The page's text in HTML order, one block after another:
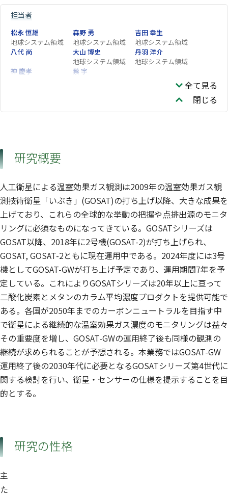
担当者
松永 恒雄
地球システム領域
森野 勇
地球システム領域
吉田 幸生
地球システム領域
八代 尚
大山 博史
地球システム領域
丹羽 洋介
地球システム領域
神 慶孝
蔡 宇
全て見る
閉じる
研究概要
人工衛星による温室効果ガス観測は2009年の温室効果ガス観
測技術衛星「いぶき」(GOSAT)の打ち上げ以降、大きな成果を
上げており、これらの全球的な挙動の把握や点排出源のモニタ
リングに必須なものになってきている。GOSATシリーズは
GOSAT以降、2018年に2号機(GOSAT-2)が打ち上げられ、
GOSAT, GOSAT-2ともに現在運用中である。2024年度には3号
機としてGOSAT-GWが打ち上げ予定であり、運用期間7年を予
定している。これによりGOSATシリーズは20年以上に亘って
二酸化炭素とメタンのカラム平均濃度プロダクトを提供可能で
ある。各国が2050年までのカーボンニュートラルを目指す中
で衛星による継続的な温室効果ガス濃度のモニタリングは益々
その重要度を増し、GOSAT-GWの運用終了後も同様の観測の
継続が求められることが予想される。本業務ではGOSAT-GW
運用終了後の2030年代に必要となるGOSATシリーズ第4世代に
関する検討を行い、衛星・センサーの仕様を提示することを目
的とする。
研究の性格
主
た